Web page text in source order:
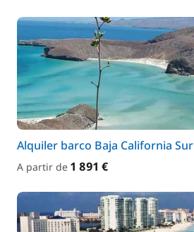
Alquiler barco Baja California Sur
A partir de 1 891 €